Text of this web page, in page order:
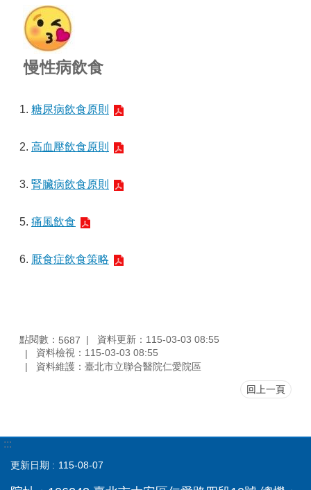
慢性病飲食
1. 糖尿病飲食原則
2. 高血壓飲食原則
3. 腎臟病飲食原則
5. 痛風飲食
6. 厭食症飲食策略
點閱數： 5687
資料更新：115-03-03 08:55
資料檢視：115-03-03 08:55
資料維護：臺北市立聯合醫院仁愛院區
回上一頁
:::
更新日期 115-08-07